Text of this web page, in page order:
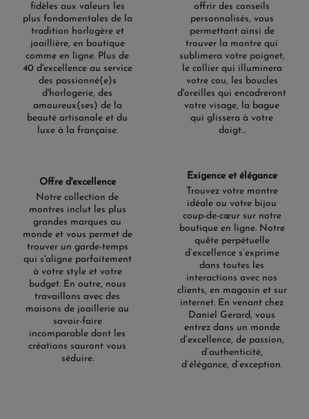
fidèles aux valeurs les
plus fondamentales de la
tradition horlogère et
joaillière, en boutique
comme en ligne. Plus de
40 d'excellence au service
des passionné(e)s
d'horlogerie, des
amoureux(ses) de la
beauté artisanale et du
luxe à la française.
offrir des conseils
personnalisés, vous
permettant ainsi de
trouver la montre qui
sublimera votre poignet,
le collier qui illuminera
votre cou, les boucles
d'oreilles qui encadreront
votre visage, la bague
qui glissera à votre
doigt...
Offre d'excellence
Notre collection de
montres inclut les plus
grandes marques au
monde et vous permet de
trouver un garde-temps
qui s'aligne parfaitement
à votre style et votre
budget. En outre, nous
travaillons avec des
maisons de joaillerie au
savoir-faire
incomparable dont les
créations sauront vous
séduire.
Exigence et élégance
Trouvez votre montre
idéale ou votre bijou
coup-de-cœur sur notre
boutique en ligne. Notre
quête perpétuelle
d’excellence s’exprime
dans toutes les
interactions avec nos
clients, en magasin et sur
internet. En venant chez
Daniel Gerard, vous
entrez dans un monde
d’excellence, de passion,
d’authenticité,
d’élégance, d’exception.